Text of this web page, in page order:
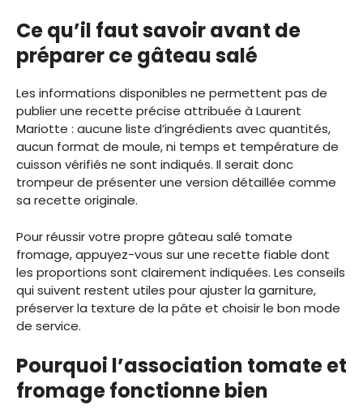
Ce qu’il faut savoir avant de
préparer ce gâteau salé
Les informations disponibles ne permettent pas de
publier une recette précise attribuée à Laurent
Mariotte : aucune liste d’ingrédients avec quantités,
aucun format de moule, ni temps et température de
cuisson vérifiés ne sont indiqués. Il serait donc
trompeur de présenter une version détaillée comme
sa recette originale.
Pour réussir votre propre gâteau salé tomate
fromage, appuyez-vous sur une recette fiable dont
les proportions sont clairement indiquées. Les conseils
qui suivent restent utiles pour ajuster la garniture,
préserver la texture de la pâte et choisir le bon mode
de service.
Pourquoi l’association tomate et
fromage fonctionne bien